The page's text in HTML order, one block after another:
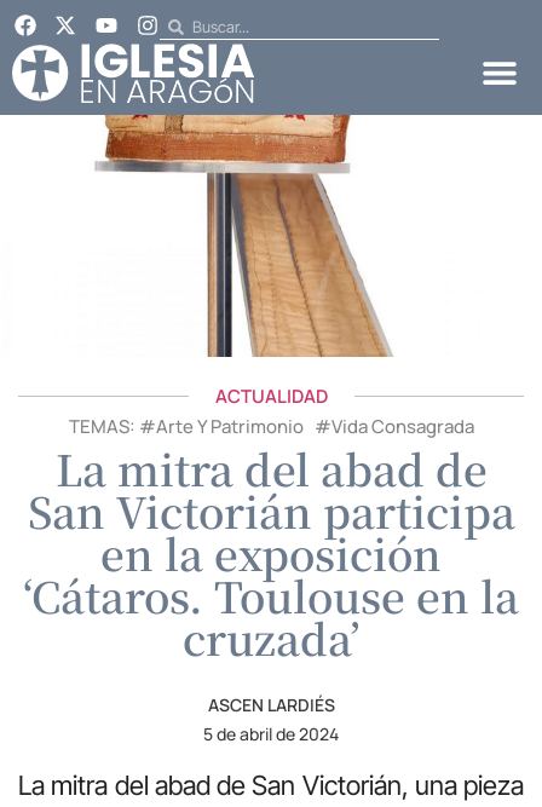
ACTUALIDAD
TEMAS: #Arte Y Patrimonio#Vida Consagrada
La mitra del abad de
San Victorián participa
en la exposición
‘Cátaros. Toulouse en la
cruzada’
ASCEN LARDIÉS
5 de abril de 2024
La mitra del abad de San Victorián, una pieza